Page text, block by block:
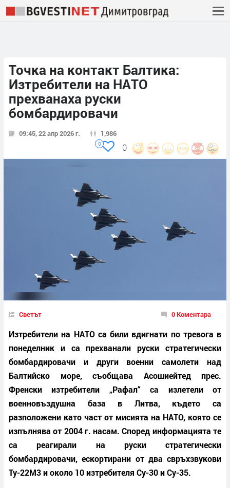
Точка на контакт Балтика:
Изтребители на НАТО
прехванаха руски
бомбардировачи
09:45, 22 апр 2026 г. 1,986
0
0
Светът 0 Коментара
Изтребители на НАТО са били вдигнати по тревога в
понеделник и са прехванали руски стратегически
бомбардировачи и други военни самолети над
Балтийско море, съобщава Асошиейтед прес.
Френски изтребители „Рафал“ са излетели от
военновъздушна база в Литва, където са
разположени като част от мисията на НАТО, която се
изпълнява от 2004 г. насам. Според информацията те
са реагирали на руски стратегически
бомбардировачи, ескортирани от два свръхзвукови
Ту-22М3 и около 10 изтребителя Су-30 и Су-35.